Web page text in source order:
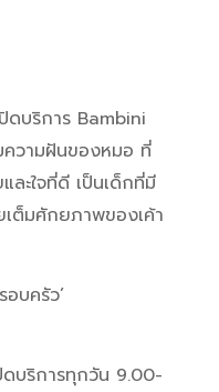
ดบริการ Bambini
วามฝันของหมอ ที่
ะใจที่ดี เป็นเด็กที่มี
ต็มศักยภาพของเค้า
บครัว’
ดบริการทุกวัน 9.00-